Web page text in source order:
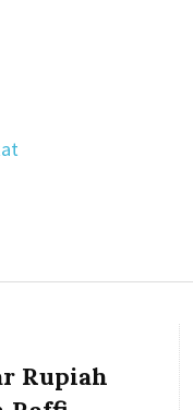
Rupiah